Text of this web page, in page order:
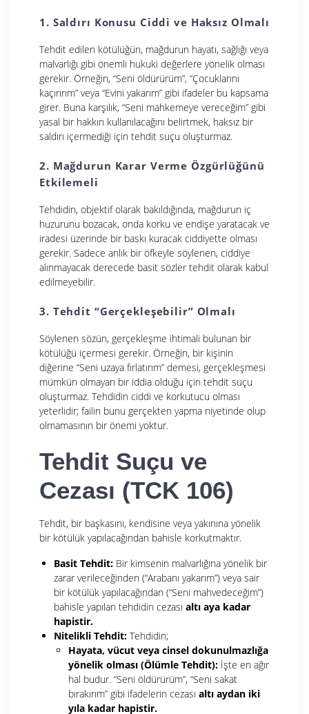
1. Saldırı Konusu Ciddi ve Haksız Olmalı
Tehdit edilen kötülüğün, mağdurun hayatı, sağlığı veya
malvarlığı gibi önemli hukuki değerlere yönelik olması
gerekir. Örneğin, “Seni öldürürüm”, “Çocuklarını
kaçırırım” veya “Evini yakarım” gibi ifadeler bu kapsama
girer. Buna karşılık, “Seni mahkemeye vereceğim” gibi
yasal bir hakkın kullanılacağını belirtmek, haksız bir
saldırı içermediği için tehdit suçu oluşturmaz.
2. Mağdurun Karar Verme Özgürlüğünü
Etkilemeli
Tehdidin, objektif olarak bakıldığında, mağdurun iç
huzurunu bozacak, onda korku ve endişe yaratacak ve
iradesi üzerinde bir baskı kuracak ciddiyette olması
gerekir. Sadece anlık bir öfkeyle söylenen, ciddiye
alınmayacak derecede basit sözler tehdit olarak kabul
edilmeyebilir.
3. Tehdit “Gerçekleşebilir” Olmalı
Söylenen sözün, gerçekleşme ihtimali bulunan bir
kötülüğü içermesi gerekir. Örneğin, bir kişinin
diğerine “Seni uzaya fırlatırım” demesi, gerçekleşmesi
mümkün olmayan bir iddia olduğu için tehdit suçu
oluşturmaz. Tehdidin ciddi ve korkutucu olması
yeterlidir; failin bunu gerçekten yapma niyetinde olup
olmamasının bir önemi yoktur.
Tehdit Suçu ve
Cezası (TCK 106)
Tehdit, bir başkasını, kendisine veya yakınına yönelik
bir kötülük yapılacağından bahisle korkutmaktır.
Basit Tehdit: Bir kimsenin malvarlığına yönelik bir
zarar verileceğinden (“Arabanı yakarım”) veya sair
bir kötülük yapılacağından (“Seni mahvedeceğim”)
bahisle yapılan tehdidin cezası altı aya kadar
hapistir.
Nitelikli Tehdit: Tehdidin;
Hayata, vücut veya cinsel dokunulmazlığa
yönelik olması (Ölümle Tehdit): İşte en ağır
hal budur. “Seni öldürürüm”, “Seni sakat
bırakırım” gibi ifadelerin cezası altı aydan iki
yıla kadar hapistir.